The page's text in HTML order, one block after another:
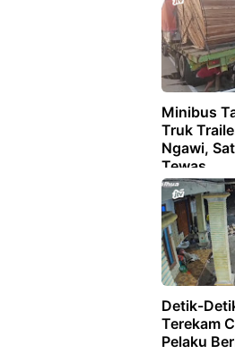
Minibus
Truk
Ngawi,
Tewas
Detik-
Terekam
Pelaku